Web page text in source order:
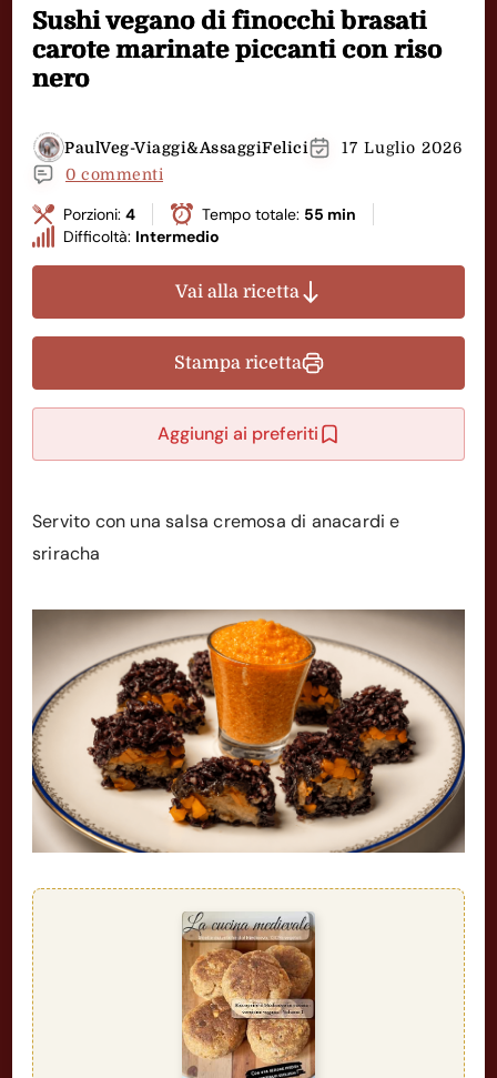
Sushi vegano di finocchi brasati
carote marinate piccanti con riso
nero
PaulVeg-Viaggi&AssaggiFelici
17 Luglio 2026
0 commenti
Porzioni: 4 Tempo totale: 55 min
Difficoltà: Intermedio
Vai alla ricetta
Stampa ricetta
Aggiungi ai preferiti
Servito con una salsa cremosa di anacardi e
sriracha